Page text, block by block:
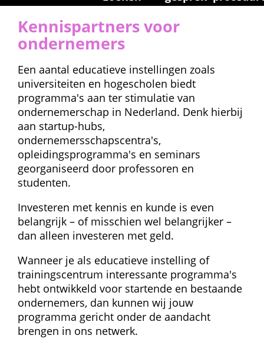
Kennis­partners voor
ondernemers
Een aantal educatieve instellingen zoals
universiteiten en hogescholen biedt
programma's aan ter stimulatie van
ondernemerschap in Nederland. Denk hierbij
aan startup-hubs,
ondernemersschapscentra's,
opleidingsprogramma's en seminars
georganiseerd door professoren en
studenten.
Investeren met kennis en kunde is even
belangrijk – of misschien wel belangrijker –
dan alleen investeren met geld.
Wanneer je als educatieve instelling of
trainingscentrum interessante programma's
hebt ontwikkeld voor startende en bestaande
ondernemers, dan kunnen wij jouw
programma gericht onder de aandacht
brengen in ons netwerk.